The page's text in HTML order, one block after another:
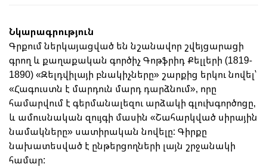
Նկարագրություն
Գրքում ներկայացված են նշանավոր շվեյցարացի
գրող և քաղաքական գործիչ Գոթֆրիդ Քելլերի (1819-
1890) «Զելդվիլայի բնակիչները» շարքից երկու նովել՝
«Հագուստն է մարդուն մարդ դարձնում», որը
համարվում է գերմանալեզու արձակի գլուխգործոցը,
և ամուսնական զույգի մասին «Շահարկված սիրային
նամակները» սատիրական նովելը: Գիրքը
նախատեսված է ընթերցողների լայն շրջանակի
համար: